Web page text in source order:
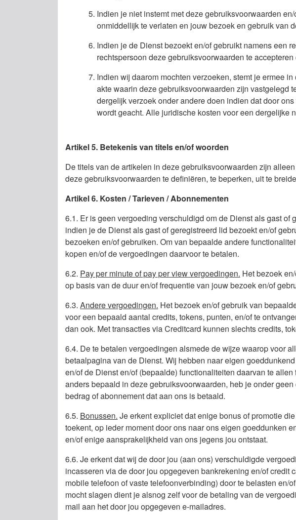
Indien je niet instemt met deze gebruiksvoorwaarden
onmiddellijk te verlaten en jouw bezoek en gebruik van
Indien je de Dienst bezoekt en/of gebruikt namens een
rechtspersoon deze gebruiksvoorwaarden te
Indien wij daarom mochten verzoeken, stemt je ermee
akte waarin deze gebruiksvoorwaarden zijn vastgelegd
dergelijk verzoek onder andere doen indien dat door
wordt geacht. Alle juridische kosten voor een dergelijke
Artikel 5. Betekenis van titels en/of woorden
De titels van de artikelen in deze gebruiksvoorwaarden zijn
deze gebruiksvoorwaarden te definiëren, te beperken, uit te
Artikel 6. Kosten / Tarieven / Abonnementen
6.1. Er is geen vergoeding verschuldigd om de Dienst als gast
indien je de Dienst als gast of geregistreerd lid bezoekt en/of
bezoeken en/of gebruiken. Om van bepaalde andere
kopen en/of de vergoedingen daarvoor te betalen.
6.2. Pay per minute of pay per view vergoedingen. Het bezoek
op basis van de duur en/of frequentie van jouw bezoek en/of
6.3. Andere vergoedingen. Het bezoek en/of gebruik van
voor een bepaald aantal credits, tokens, punten, en/of te
dan ook. Met transacties via Creditcard kunnen slechts credits,
6.4. De te betalen vergoedingen alsmede de wijze waarop voor
betaalpagina van de Dienst. Wij hebben naar eigen
en/of de Dienst en/of (bepaalde) functionaliteiten daarvan te
anders bepaald in deze gebruiksvoorwaarden, heb je onder
bedrag of abonnement dat aan ons is betaald.
6.5. Bonussen. Je erkent expliciet dat enige bonus of promotie
toekent, op ieder moment door ons naar ons eigen goeddunken
en/of enige aansprakelijkheid van ons jegens jou ontstaat.
6.6. Je erkent dat wij de door jou (aan ons) verschuldigde
incasseren via de door jou opgegeven bankrekening en/of
mobile telefoon of vaste telefoonverbinding) door te belasten
mocht slagen dient je alsnog zelf voor de betaling van de
mail aan het door jou opgegeven e-mailadres.